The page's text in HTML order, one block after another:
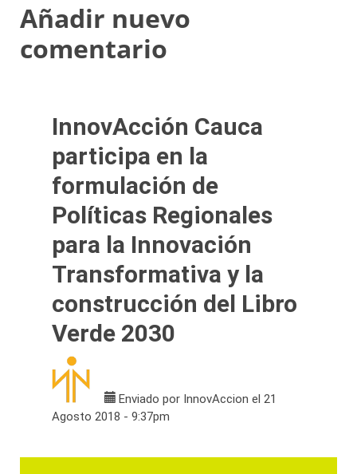
Añadir nuevo
comentario
InnovAcción Cauca
participa en la
formulación de
Políticas Regionales
para la Innovación
Transformativa y la
construcción del Libro
Verde 2030
Enviado por InnovAccion el 21
Agosto 2018 - 9:37pm